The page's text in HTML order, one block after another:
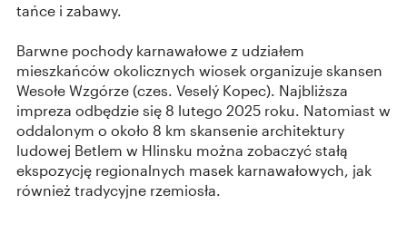
tańce i zabawy.
Barwne pochody karnawałowe z udziałem
mieszkańców okolicznych wiosek organizuje skansen
Wesołe Wzgórze (czes. Veselý Kopec). Najbliższa
impreza odbędzie się 8 lutego 2025 roku. Natomiast w
oddalonym o około 8 km skansenie architektury
ludowej Betlem w Hlinsku można zobaczyć stałą
ekspozycję regionalnych masek karnawałowych, jak
również tradycyjne rzemiosła.